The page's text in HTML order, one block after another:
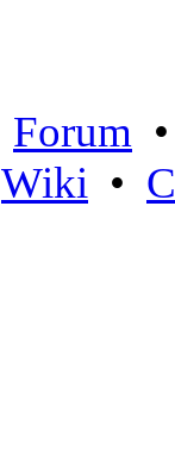
Forum
Wiki •